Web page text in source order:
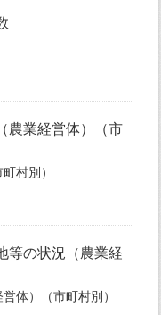
農業経営体）（市
村別）
等の状況（農業経
体）（市町村別）